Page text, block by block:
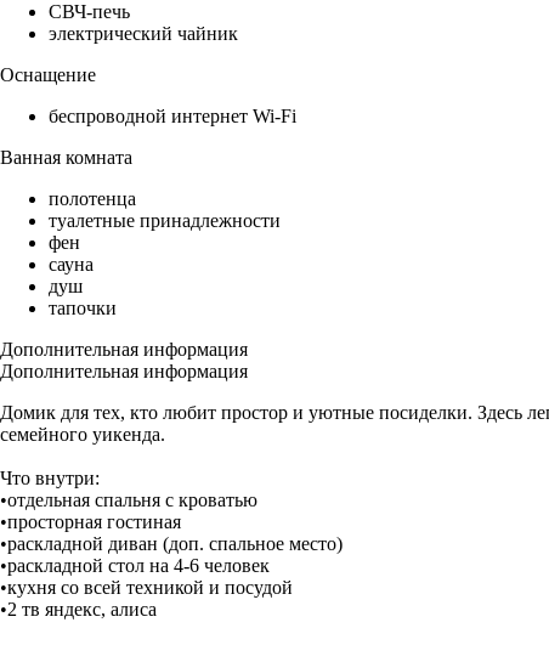
СВЧ-печь
электрический чайник
Оснащение
беспроводной интернет Wi-Fi
Ванная комната
полотенца
туалетные принадлежности
фен
сауна
душ
тапочки
Дополнительная информация
Дополнительная информация
Домик для тех, кто любит простор и уютные посиделки. Здесь
семейного уикенда.
Что внутри:
•отдельная спальня с кроватью
•просторная гостиная
•раскладной диван (доп. спальное место)
•раскладной стол на 4-6 человек
•кухня со всей техникой и посудой
•2 тв яндекс, алиса